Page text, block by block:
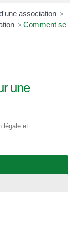
association >
> Comment se
une
légale et